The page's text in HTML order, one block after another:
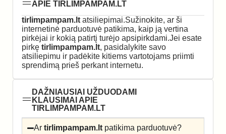
APIE TIRLIMPAMPAM.LT
tirlimpampam.lt atsiliepimai.Sužinokite, ar ši
internetinė parduotuvė patikima, kaip ją vertina
pirkėjai ir kokią patirtį turėjo apsipirkdami.Jei esate
pirkę tirlimpampam.lt, pasidalykite savo
atsiliepimu ir padėkite kitiems vartotojams priimti
sprendimą prieš perkant internetu.
DAŽNIAUSIAI UŽDUODAMI
KLAUSIMAI APIE
TIRLIMPAMPAM.LT
Artirlimpampam.lt patikima parduotuvė?